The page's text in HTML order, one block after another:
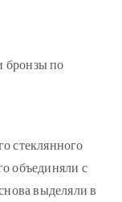
бронзы по
стеклянного
объединяли с
выделяли в